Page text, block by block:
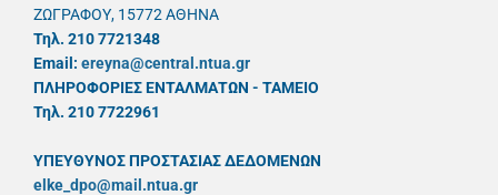
ΖΩΓΡΑΦΟΥ, 15772 ΑΘΗΝΑ
Τηλ. 210 7721348
Email: ereyna@central.ntua.gr
ΠΛΗΡΟΦΟΡΙΕΣ ΕΝΤΑΛΜΑΤΩΝ - ΤΑΜΕΙΟ
Τηλ. 210 7722961
ΥΠΕΥΘYΝΟΣ ΠΡΟΣΤΑΣΙΑΣ ΔΕΔΟΜΕΝΩΝ
elke_dpo@mail.ntua.gr